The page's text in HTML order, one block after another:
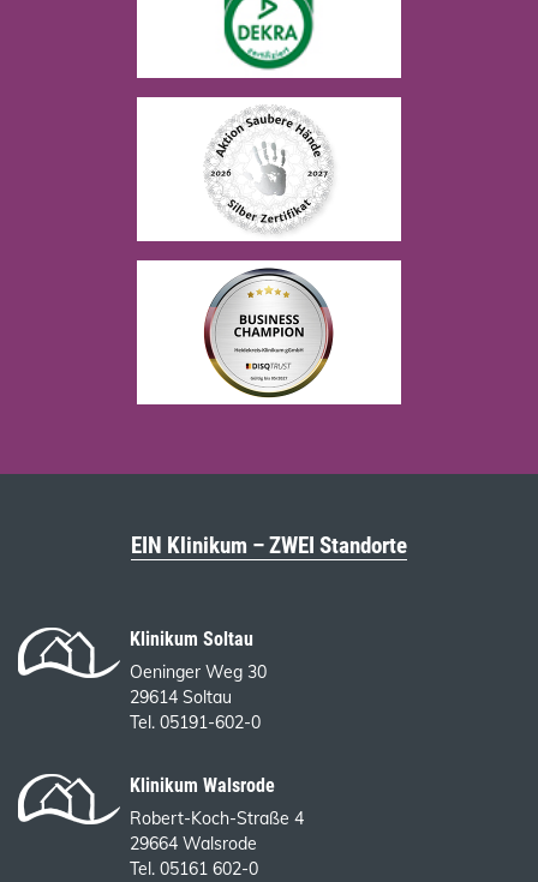
EIN Klinikum – ZWEI Standorte
Klinikum Soltau
Oeninger Weg 30
29614 Soltau
Tel. 05191-602-0
Klinikum Walsrode
Robert-Koch-Straße 4
29664 Walsrode
Tel. 05161 602-0